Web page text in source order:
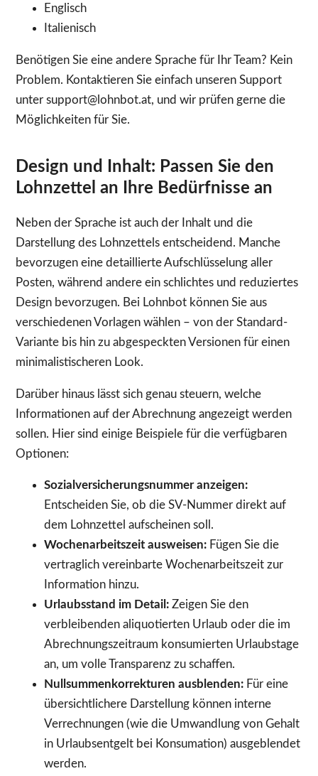
Englisch
Italienisch
Benötigen Sie eine andere Sprache für Ihr Team? Kein
Problem. Kontaktieren Sie einfach unseren Support
unter support@lohnbot.at, und wir prüfen gerne die
Möglichkeiten für Sie.
Design und Inhalt: Passen Sie den
Lohnzettel an Ihre Bedürfnisse an
Neben der Sprache ist auch der Inhalt und die
Darstellung des Lohnzettels entscheidend. Manche
bevorzugen eine detaillierte Aufschlüsselung aller
Posten, während andere ein schlichtes und reduziertes
Design bevorzugen. Bei Lohnbot können Sie aus
verschiedenen Vorlagen wählen – von der Standard-
Variante bis hin zu abgespeckten Versionen für einen
minimalistischeren Look.
Darüber hinaus lässt sich genau steuern, welche
Informationen auf der Abrechnung angezeigt werden
sollen. Hier sind einige Beispiele für die verfügbaren
Optionen:
Sozialversicherungsnummer anzeigen:
Entscheiden Sie, ob die SV-Nummer direkt auf
dem Lohnzettel aufscheinen soll.
Wochenarbeitszeit ausweisen: Fügen Sie die
vertraglich vereinbarte Wochenarbeitszeit zur
Information hinzu.
Urlaubsstand im Detail: Zeigen Sie den
verbleibenden aliquotierten Urlaub oder die im
Abrechnungszeitraum konsumierten Urlaubstage
an, um volle Transparenz zu schaffen.
Nullsummenkorrekturen ausblenden: Für eine
übersichtlichere Darstellung können interne
Verrechnungen (wie die Umwandlung von Gehalt
in Urlaubsentgelt bei Konsumation) ausgeblendet
werden.